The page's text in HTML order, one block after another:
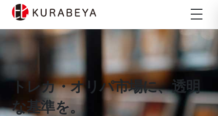
メ
ニ
ュ
トレカ・オリパ市場に、透明
な基準を。